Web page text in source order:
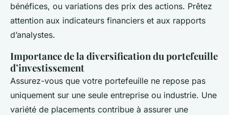
bénéfices, ou variations des prix des actions. Prêtez
attention aux indicateurs financiers et aux rapports
d’analystes.
Importance de la diversification du portefeuille
d’investissement
Assurez-vous que votre portefeuille ne repose pas
uniquement sur une seule entreprise ou industrie. Une
variété de placements contribue à assurer une